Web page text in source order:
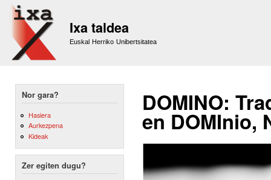
Ixa taldea
Euskal Herriko Unibertsitatea
Nor gara?
Hasiera
Aurkezpena
Kideak
Zer egiten dugu?
DOMINO:
en DOMInio,